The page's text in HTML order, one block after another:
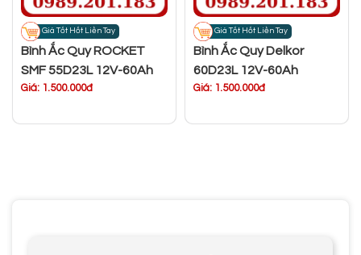
Giá Tốt Hốt Liền Tay
Bình Ắc Quy ROCKET
SMF 55D23L 12V-60Ah
Giá: 1.500.000đ
Giá Tốt Hốt Liền Tay
Bình Ắc Quy Delkor
60D23L 12V-60Ah
Giá: 1.500.000đ